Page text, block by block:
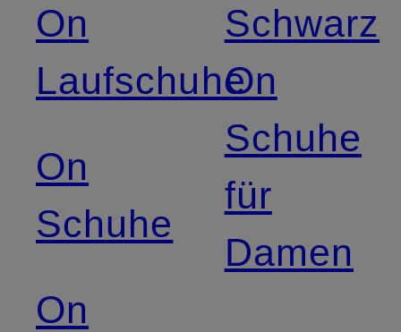
On
Laufschuhe
On
Schuhe
On
Schwarz
On
Schuhe
für
Damen